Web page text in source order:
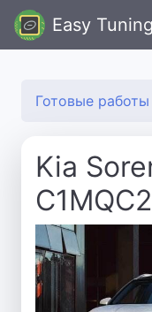
Easy Tuning
Готовые работы
Kia